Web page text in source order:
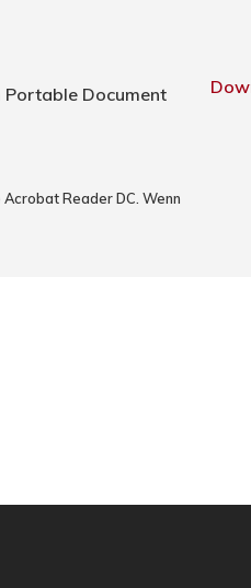
Portable Document
Reader DC. Wenn